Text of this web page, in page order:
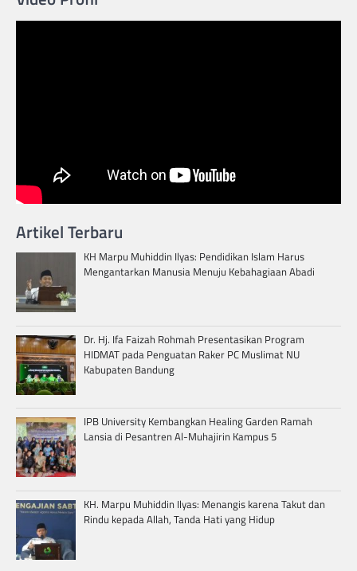
Artikel Terbaru
KH Marpu Muhiddin Ilyas: Pendidikan Islam Harus
Mengantarkan Manusia Menuju Kebahagiaan Abadi
Dr. Hj. Ifa Faizah Rohmah Presentasikan Program
HIDMAT pada Penguatan Raker PC Muslimat NU
Kabupaten Bandung
IPB University Kembangkan Healing Garden Ramah
Lansia di Pesantren Al-Muhajirin Kampus 5
KH. Marpu Muhiddin Ilyas: Menangis karena Takut dan
Rindu kepada Allah, Tanda Hati yang Hidup